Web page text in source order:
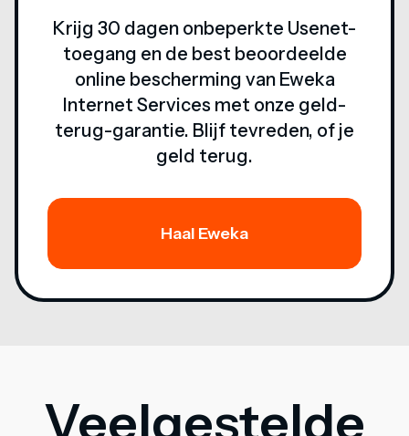
Krijg 30 dagen onbeperkte Usenet-
toegang en de best beoordeelde
online bescherming van Eweka
Internet Services met onze geld-
terug-garantie. Blijf tevreden, of je
geld terug.
Haal Eweka
Veelgestelde